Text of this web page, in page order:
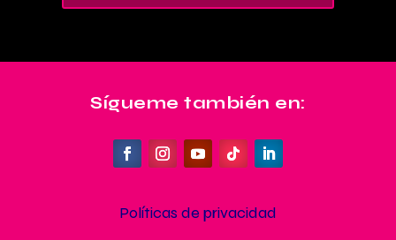
Sígueme también en:
Políticas de privacidad